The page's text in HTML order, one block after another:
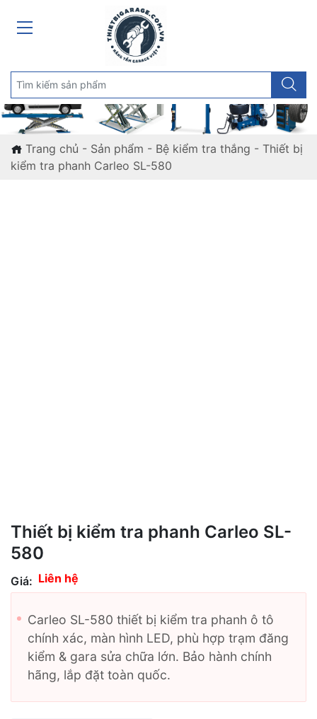
Trang chủ - Sản phẩm - Bệ kiểm tra thắng - Thiết bị
kiểm tra phanh Carleo SL-580
Thiết bị kiểm tra phanh Carleo SL-
580
Giá: Liên hệ
Carleo SL-580 thiết bị kiểm tra phanh ô tô
chính xác, màn hình LED, phù hợp trạm đăng
kiểm & gara sửa chữa lớn. Bảo hành chính
hãng, lắp đặt toàn quốc.